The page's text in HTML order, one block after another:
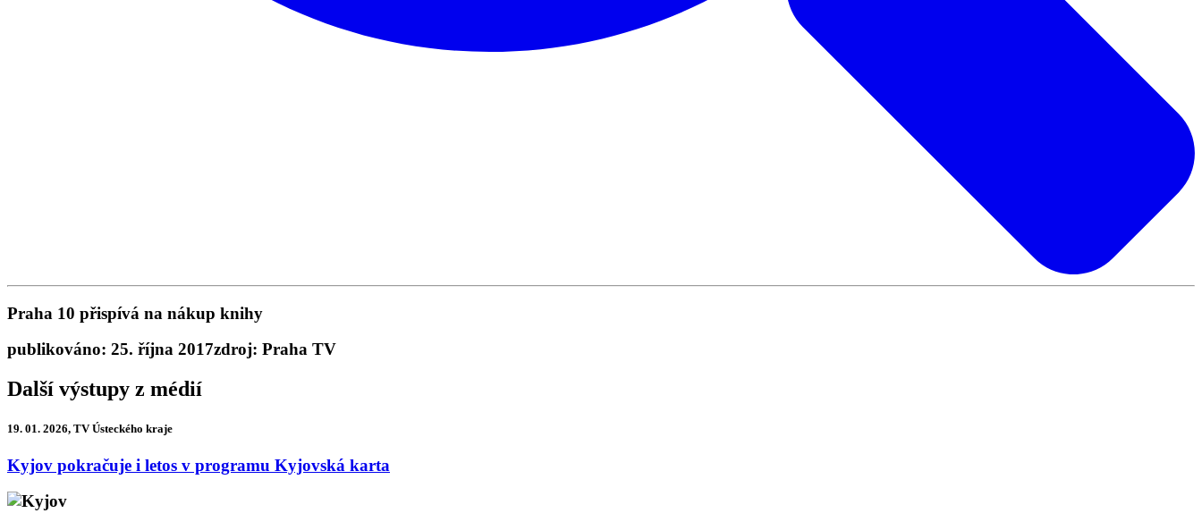
Praha 10 přispívá na nákup knihy
publikováno: 25. října 2017zdroj: Praha TV
Další výstupy z médií
19. 01. 2026, TV Ústeckého kraje
Kyjov pokračuje i letos v programu Kyjovská karta